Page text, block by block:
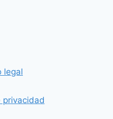
legal
privacidad